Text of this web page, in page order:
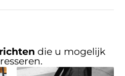
die u mogelijk